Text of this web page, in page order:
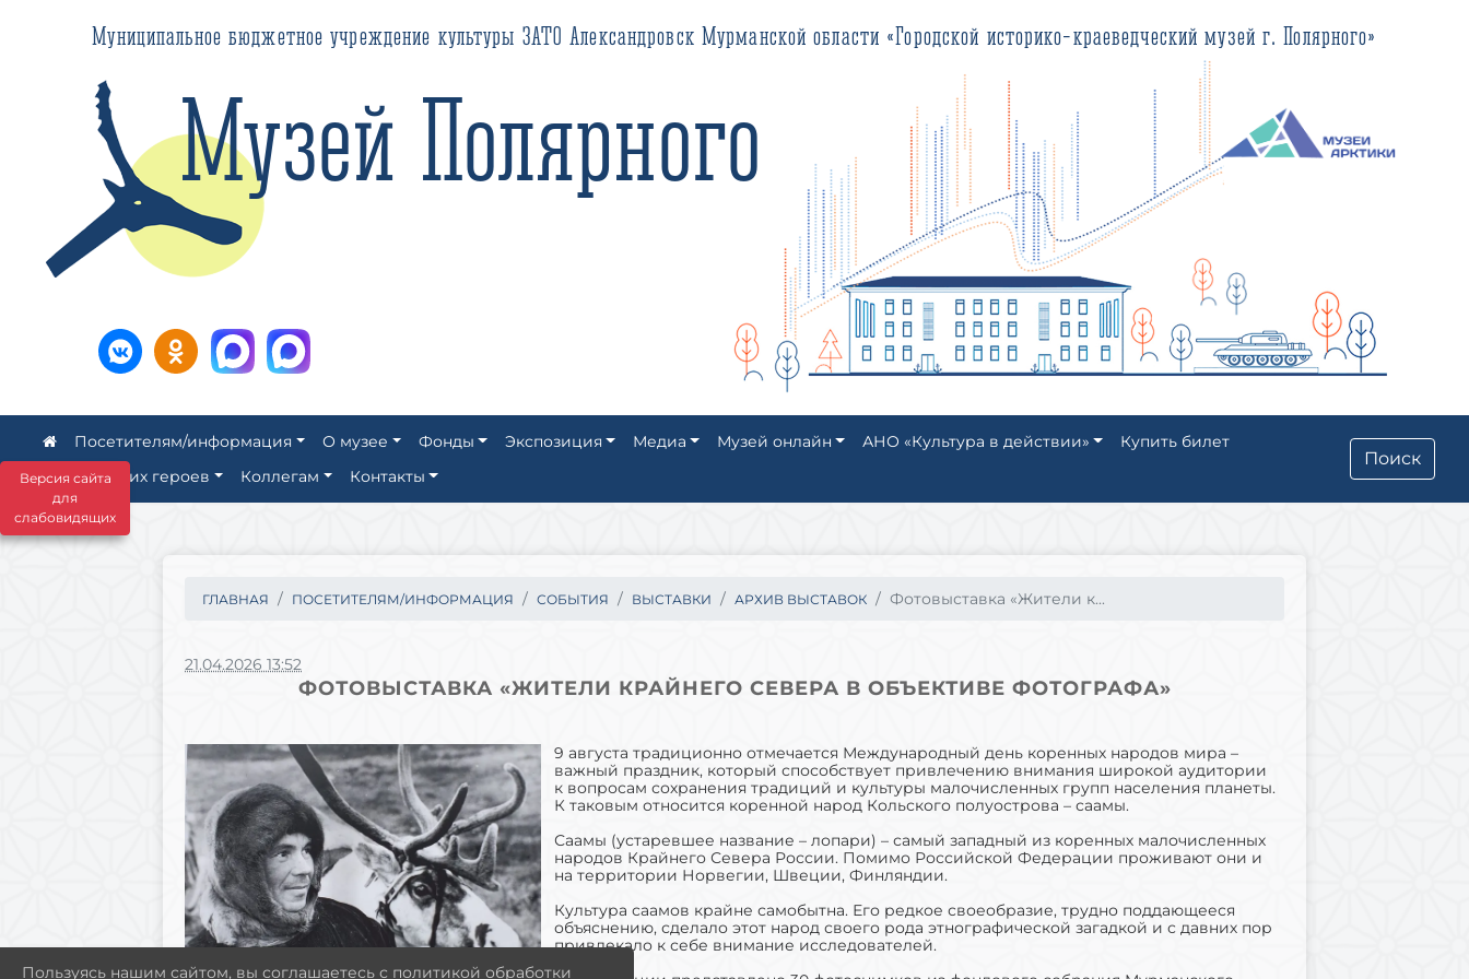
Версия сайта
для
слабовидящих
Муниципальное бюджетное учреждение культуры ЗАТО Александровск Мурманской области «Городской историко-краеведческий музей г. Полярного»
Музей Полярного
Посетителям/информация О музее Фонды Экспозиция Медиа Музей онлайн АНО «Культура в действии»
Купить билет
Аллея наших героев
Коллегам Контакты
Поиск
ГЛАВНАЯ ПОСЕТИТЕЛЯМ/ИНФОРМАЦИЯ СОБЫТИЯ ВЫСТАВКИ АРХИВ ВЫСТАВОК Фотовыставка «Жители к...
21.04.2026 13:52
ФОТОВЫСТАВКА «ЖИТЕЛИ КРАЙНЕГО СЕВЕРА В ОБЪЕКТИВЕ ФОТОГРАФА»
9 августа традиционно отмечается Международный день коренных народов мира –
важный праздник, который способствует привлечению внимания широкой аудитории
к вопросам сохранения традиций и культуры малочисленных групп населения планеты.
К таковым относится коренной народ Кольского полуострова – саамы.
Саамы (устаревшее название – лопари) – самый западный из коренных малочисленных
народов Крайнего Севера России. Помимо Российской Федерации проживают они и
на территории Норвегии, Швеции, Финляндии.
Культура саамов крайне самобытна. Его редкое своеобразие, трудно поддающееся
объяснению, сделало этот народ своего рода этнографической загадкой и с давних пор
привлекало к себе внимание исследователей.
Пользуясь нашим сайтом, вы соглашаетесь с политикой обработки